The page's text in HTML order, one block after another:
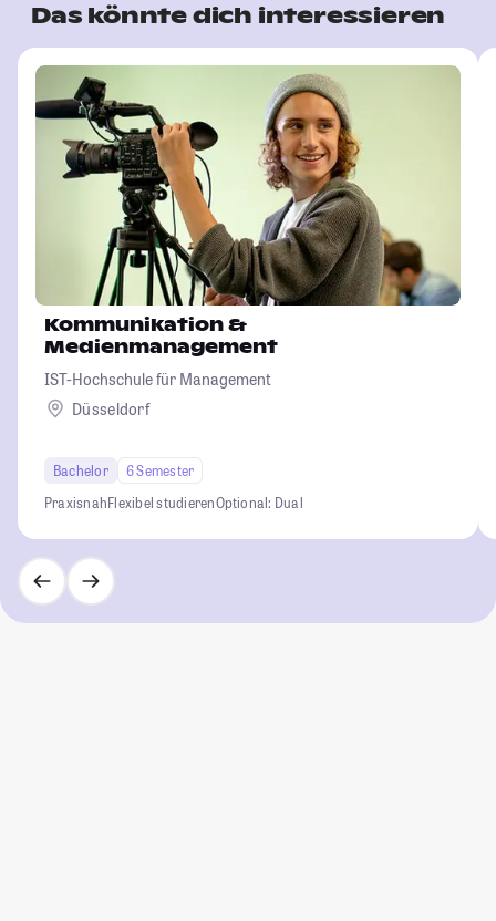
Das könnte dich interessieren
Kommunikation &
Medienmanagement
IST-Hochschule für Management
Düsseldorf
Bachelor
6 Semester
PraxisnahFlexibel studierenOptional: Dual